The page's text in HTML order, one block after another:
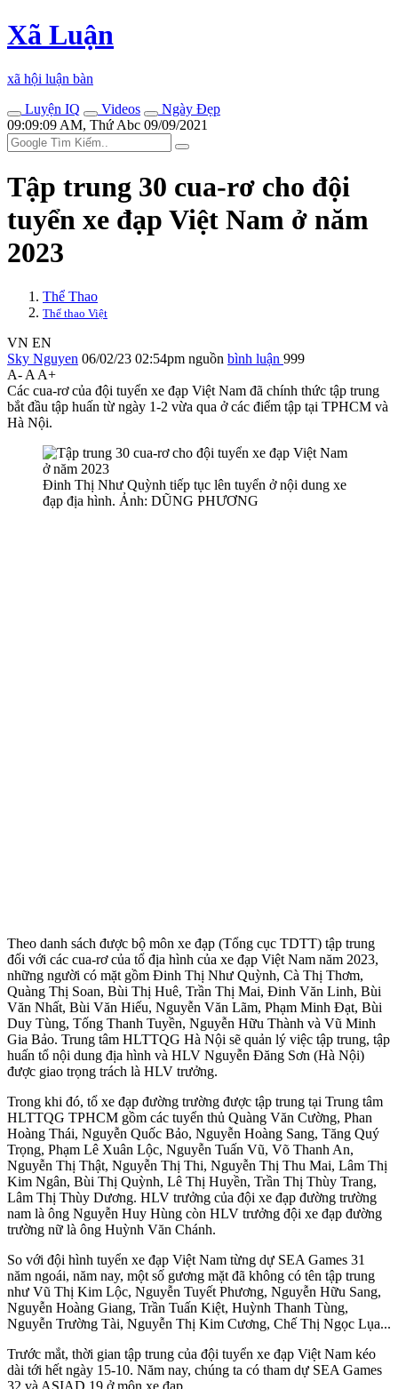
Xã Luận
xã hội luận bàn
Luyện IQ
Videos
Ngày Đẹp
09:09:09 AM, Thứ Abc 09/09/2021
Tập trung 30 cua-rơ cho đội
tuyển xe đạp Việt Nam ở năm
2023
Thể Thao
Thể thao Việt
VN EN
Sky Nguyen 06/02/23 02:54pm nguồn bình luận 999
A- A A+
Các cua-rơ của đội tuyển xe đạp Việt Nam đã chính thức tập trung
bắt đầu tập huấn từ ngày 1-2 vừa qua ở các điểm tập tại TPHCM và
Hà Nội.
Đinh Thị Như Quỳnh tiếp tục lên tuyển ở nội dung xe
đạp địa hình. Ảnh: DŨNG PHƯƠNG
Theo danh sách được bộ môn xe đạp (Tổng cục TDTT) tập trung
đối với các cua-rơ của tổ địa hình của xe đạp Việt Nam năm 2023,
những người có mặt gồm Đinh Thị Như Quỳnh, Cà Thị Thơm,
Quàng Thị Soan, Bùi Thị Huê, Trần Thị Mai, Đinh Văn Linh, Bùi
Văn Nhất, Bùi Văn Hiếu, Nguyễn Văn Lãm, Phạm Minh Đạt, Bùi
Duy Tùng, Tống Thanh Tuyền, Nguyễn Hữu Thành và Vũ Minh
Gia Bảo. Trung tâm HLTTQG Hà Nội sẽ quản lý việc tập trung, tập
huấn tổ nội dung địa hình và HLV Nguyễn Đăng Sơn (Hà Nội)
được giao trọng trách là HLV trưởng.
Trong khi đó, tổ xe đạp đường trường được tập trung tại Trung tâm
HLTTQG TPHCM gồm các tuyển thủ Quàng Văn Cường, Phan
Hoàng Thái, Nguyễn Quốc Bảo, Nguyễn Hoàng Sang, Tăng Quý
Trọng, Phạm Lê Xuân Lộc, Nguyễn Tuấn Vũ, Võ Thanh An,
Nguyễn Thị Thật, Nguyễn Thị Thi, Nguyễn Thị Thu Mai, Lâm Thị
Kim Ngân, Bùi Thị Quỳnh, Lê Thị Huyền, Trần Thị Thùy Trang,
Lâm Thị Thùy Dương. HLV trưởng của đội xe đạp đường trường
nam là ông Nguyễn Huy Hùng còn HLV trưởng đội xe đạp đường
trường nữ là ông Huỳnh Văn Chánh.
So với đội hình tuyển xe đạp Việt Nam từng dự SEA Games 31
năm ngoái, năm nay, một số gương mặt đã không có tên tập trung
như Vũ Thị Kim Lộc, Nguyễn Tuyết Phương, Nguyễn Hữu Sang,
Nguyễn Hoàng Giang, Trần Tuấn Kiệt, Huỳnh Thanh Tùng,
Nguyễn Trường Tài, Nguyễn Thị Kim Cương, Chế Thị Ngọc Lụa...
Trước mắt, thời gian tập trung của đội tuyển xe đạp Việt Nam kéo
dài tới hết ngày 15-10. Năm nay, chúng ta có tham dự SEA Games
32 và ASIAD 19 ở môn xe đạp.